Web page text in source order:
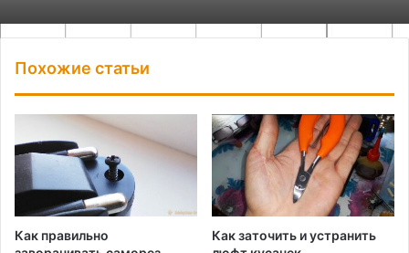
Похожие статьи
Как правильно
Как заточить и устранить